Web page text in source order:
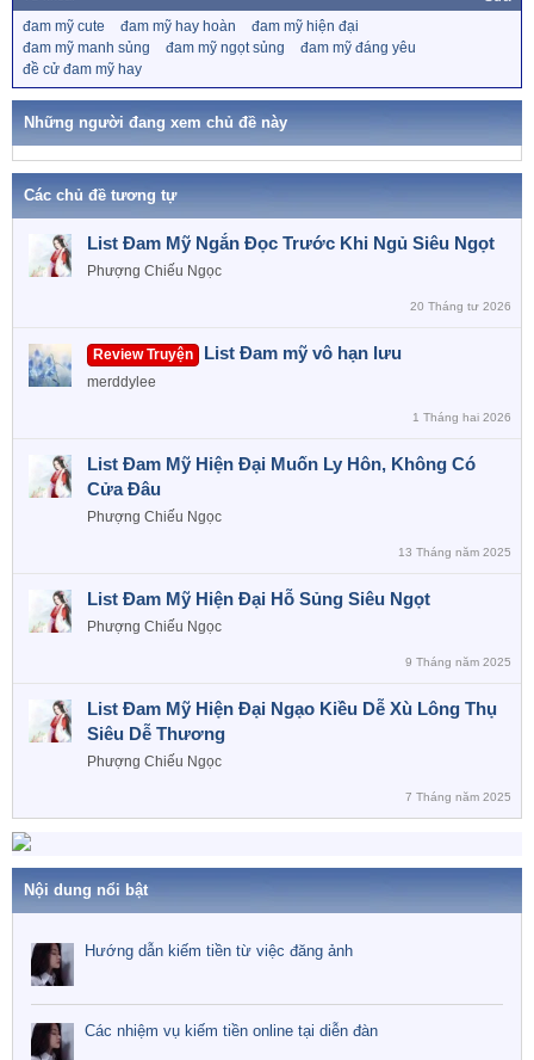
《Tiểu hồ ly của tôi thế mà lại không có ý tưởng không
an phận với tôi》
《 Nhưng tôi có thì làm sao bây giờ 》
《 SHOCK! Thụy thú Bạch Trạch ngàn năm vậy mà..
》
Một câu tóm tắt: Ảnh đế yêu thầm tôi mấy ngàn năm?
Lập ý: Nỗ lực trả hết nợ nần, tiến tới nhân sinh tươi
đẹp.
c
t
i
o
s
đam mỹ cute đam mỹ hay hoàn
đam mỹ hiện đại
đam mỹ manh sủng
đam mỹ ngọt sủng
đam mỹ đáng yêu
đề cử đam mỹ hay
Những người đang xem chủ đề này
Các chủ đề tương tự
List Đam Mỹ Ngắn Đọc Trước Khi Ngủ Siêu Ngọt
Phượng Chiếu Ngọc
20 Tháng tư 2026
Review Truyện List Đam mỹ vô hạn lưu
merddylee
1 Tháng hai 2026
List Đam Mỹ Hiện Đại Muốn Ly Hôn, Không Có
Cửa Đâu
Phượng Chiếu Ngọc
13 Tháng năm 2025
List Đam Mỹ Hiện Đại Hỗ Sủng Siêu Ngọt
Phượng Chiếu Ngọc
9 Tháng năm 2025
List Đam Mỹ Hiện Đại Ngạo Kiều Dễ Xù Lông Thụ
Siêu Dễ Thương
Phượng Chiếu Ngọc
7 Tháng năm 2025
Nội dung nổi bật
Hướng dẫn kiếm tiền từ việc đăng ảnh
Các nhiệm vụ kiếm tiền online tại diễn đàn